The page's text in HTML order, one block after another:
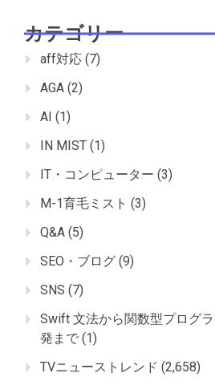
カテゴリー
aff対応 (7)
AGA (2)
AI (1)
IN MIST (1)
IT・コンピューター (3)
M-1育毛ミスト (3)
Q&A (5)
SEO・ブログ (9)
SNS (7)
Swift 文法から関数型プログ
発まで (1)
TVニューストレンド (2,658)